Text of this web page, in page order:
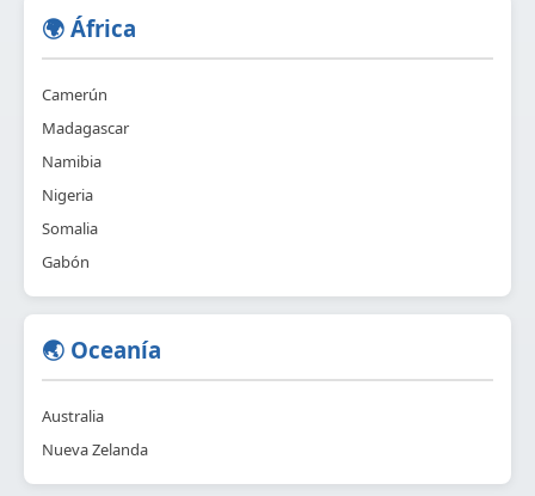
🌍 África
Camerún
Madagascar
Namibia
Nigeria
Somalia
Gabón
🌏 Oceanía
Australia
Nueva Zelanda